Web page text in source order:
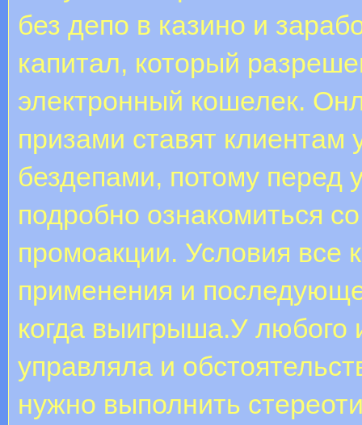
без депо в казино и
капитал, который
электронный кошелек.
призами ставят клиентам
бездепами, потому перед
подробно ознакомиться
промоакции. Условия все
применения и
когда выигрыша.У любого
управляла и
нужно выполнить